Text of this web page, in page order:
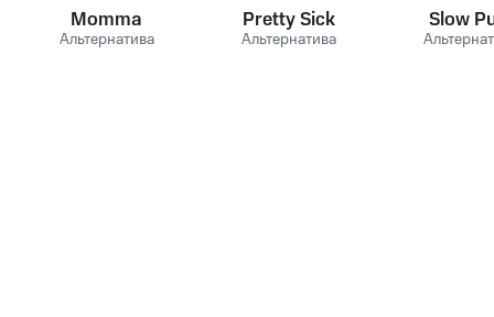
Momma
Альтернатива
Pretty Sick
Альтернатива
Slow